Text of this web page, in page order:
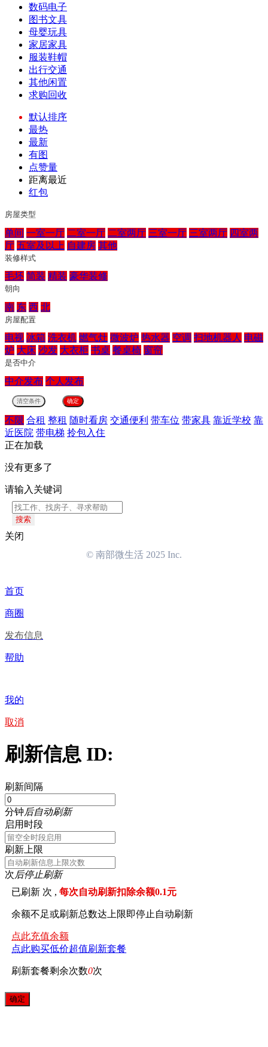
数码电子
图书文具
母婴玩具
家居家具
服装鞋帽
出行交通
其他闲置
求购回收
默认排序
最热
最新
有图
点赞量
距离最近
红包
房屋类型
单间 一室一厅 二室一厅 二室两厅 三室一厅 三室两厅 四室两
厅 五室及以上 自建房 其他
装修样式
毛坯 简装 精装 豪华装修
朝向
南 东 西 北
房屋配置
电视 冰箱 洗衣机 燃气灶 微波炉 热水器 空调 扫地机器人 电磁
炉 大床 沙发 大衣柜 书桌 餐桌椅 窗帘
是否中介
中介发布 个人发布
不限 合租 整租 随时看房 交通便利 带车位 带家具 靠近学校 靠
近医院 带电梯 拎包入住
正在加载
没有更多了
请输入关键词
搜索
关闭
© 南部微生活 2025 Inc.
首页
商圈
发布信息
帮助
我的
取消
刷新信息 ID:
刷新间隔
分钟后自动刷新
启用时段
刷新上限
次后停止刷新
已刷新 次 ,每次自动刷新扣除余额0.1元
余额不足或刷新总数达上限即停止自动刷新
点此充值余额
点此购买低价超值刷新套餐
刷新套餐剩余次数0次